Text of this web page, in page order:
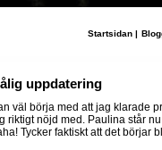
Startsidan |
uppdatering
väl börja med att jag klarade
riktigt nöjd med. Paulina står
Tycker faktiskt att det börjar